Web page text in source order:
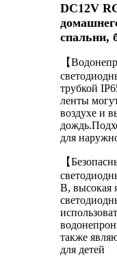
DC12V
спальни,
【
трубкой
ленты
воздухе и
для
【
В, высокая
также
для детей